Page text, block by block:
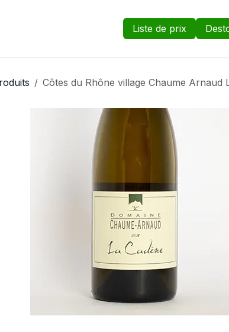
Liste de prix
Côtes du Rhône village Chaume Arnaud